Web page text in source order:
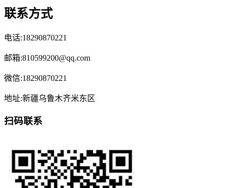
联系方式
电话:18290870221
邮箱:810599200@qq.com
微信:18290870221
地址:新疆乌鲁木齐米东区
扫码联系